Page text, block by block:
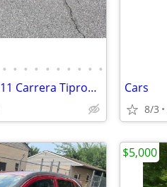
• • • • • • • • • •
Well Sorted 1999 Porsche 911 Carrera Tipronic 996 Cars
8/3
$5,000